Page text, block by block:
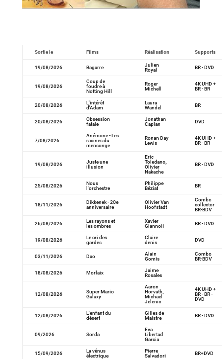
Sortie le Films Réalisation Supports
19/08/2026 Bagarre
Julien
Royal
BR - DVD
19/08/2026
Coup de
foudre à
Notting Hill
Roger
Michell
4K UHD +
BR - BR
20/08/2026
L'intérêt
d'Adam
Laura
Wandel
BR
20/08/2026
Obsession
fatale
Jonathan
Caplan
DVD
7/08/2026
Anémone - Les
racines du
mensonge
Ronan Day
Lewis
4K UHD +
BR - BR
19/08/2026
Juste une
illusion
Eric
Toledano,
Olivier
Nakache
BR - DVD
25/08/2026
Nous
l'orchestre
Philippe
Béziat
BR
18/11/2026
Dikkenek - 20e
anniversaire
Olivier Van
Hoofstadt
Combo
collector
BR-BDV
26/08/2026
Les rayons et
les ombres
Xavier
Giannoli
BR - DVD
19/08/2026
Le cri des
gardes
Claire
denis
DVD
03/11/2026 Dao
Alain
Gomis
Combo
BR-BDV
18/08/2026 Morlaix
Jaime
Rosales
12/08/2026
Super Mario
Galaxy
Aaron
Horvath,
Michael
Jelenic
4K UHD +
BR - BR -
DVD
12/08/2026
L'enfant du
désert
Gilles de
Maistre
BR - DVD
09/2026 Sorda
Eva
Libertad
Garcia
15/09/2026
La vénus
électrique
Pierre
Salvadori
BR+DVD